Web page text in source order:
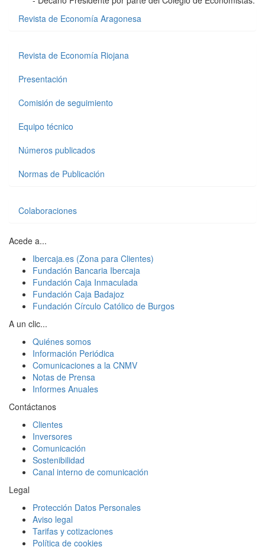
Revista de Economía Aragonesa
Revista de Economía Riojana
Presentación
Comisión de seguimiento
Equipo técnico
Números publicados
Normas de Publicación
Colaboraciones
Acede a...
Ibercaja.es (Zona para Clientes)
Fundación Bancaria Ibercaja
Fundación Caja Inmaculada
Fundación Caja Badajoz
Fundación Círculo Católico de Burgos
A un clic...
Quiénes somos
Información Periódica
Comunicaciones a la CNMV
Notas de Prensa
Informes Anuales
Contáctanos
Clientes
Inversores
Comunicación
Sostenibilidad
Canal interno de comunicación
Legal
Protección Datos Personales
Aviso legal
Tarifas y cotizaciones
Política de cookies